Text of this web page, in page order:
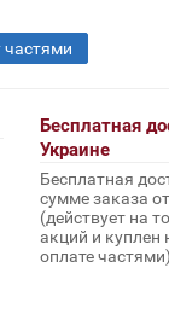
частями
Бесплатная
Украине
Бесплатная
сумме заказа
(действует на
акций и куплен
оплате частями)